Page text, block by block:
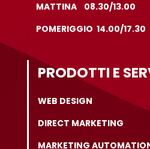
MATTINA 08.30/13.00
POMERIGGIO 14.00/17.30
PRODOTTI E
WEB DESIGN
DIRECT MARKETING
MARKETING